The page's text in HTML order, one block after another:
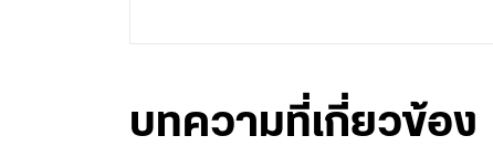
บทความที่เกี่ยวข้อง